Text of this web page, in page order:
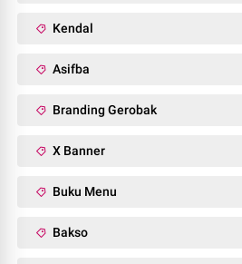
Kendal
Asifba
Branding Gerobak
X Banner
Buku Menu
Bakso